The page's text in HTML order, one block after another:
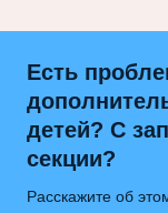
Есть
детей? С
секции?
Расскажите об